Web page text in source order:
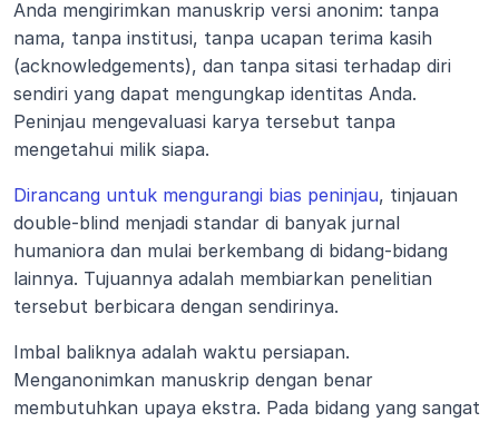
Anda mengirimkan manuskrip versi anonim: tanpa
nama, tanpa institusi, tanpa ucapan terima kasih
(acknowledgements), dan tanpa sitasi terhadap diri
sendiri yang dapat mengungkap identitas Anda.
Peninjau mengevaluasi karya tersebut tanpa
mengetahui milik siapa.
Dirancang untuk mengurangi bias peninjau, tinjauan
double-blind menjadi standar di banyak jurnal
humaniora dan mulai berkembang di bidang-bidang
lainnya. Tujuannya adalah membiarkan penelitian
tersebut berbicara dengan sendirinya.
Imbal baliknya adalah waktu persiapan.
Menganonimkan manuskrip dengan benar
membutuhkan upaya ekstra. Pada bidang yang sangat